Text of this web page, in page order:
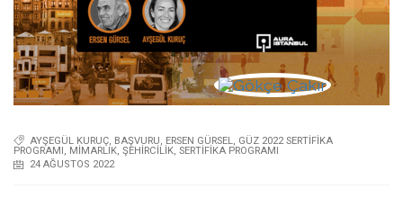
AYŞEGÜL KURUÇ, BAŞVURU, ERSEN GÜRSEL, GÜZ 2022 SERTIFIKA
PROGRAMI , MIMARLIK, ŞEHIRCILIK, SERTIFIKA PROGRAMI
24 AĞUSTOS 2022